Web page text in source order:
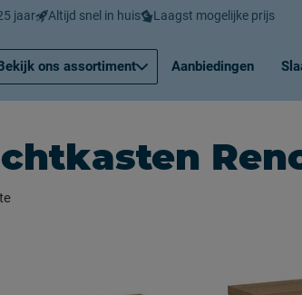
jaar Altijd snel in huis Laagst mogelijke prijs
ons assortiment Aanbiedingen